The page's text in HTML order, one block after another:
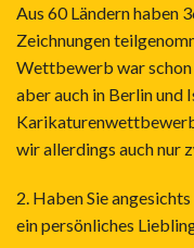
Aus 60 Ländern haben
Zeichnungen
Wettbewerb war schon
aber auch in Berlin und
wir allerdings auch nur
2. Haben Sie
ein persönliches